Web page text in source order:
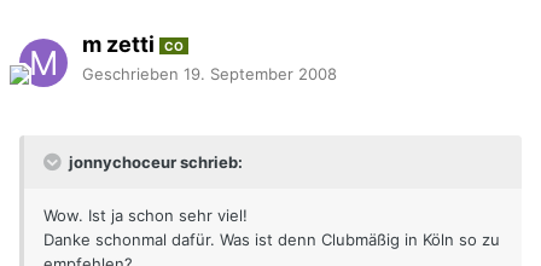
m zetti CO
Geschrieben 19. September 2008
jonnychoceur schrieb:
Wow. Ist ja schon sehr viel!
Danke schonmal dafür. Was ist denn Clubmäßig in Köln so zu